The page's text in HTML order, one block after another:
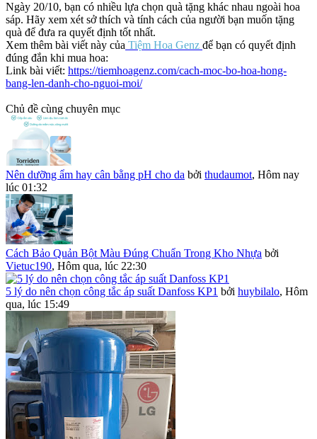
Ngày 20/10, bạn có nhiều lựa chọn quà tặng khác nhau ngoài hoa
sáp. Hãy xem xét sở thích và tính cách của người bạn muốn tặng
quà để đưa ra quyết định tốt nhất.
Xem thêm bài viết này của Tiệm Hoa Genz để bạn có quyết định
đúng đắn khi mua hoa:
Link bài viết: https://tiemhoagenz.com/cach-moc-bo-hoa-hong-
bang-len-danh-cho-nguoi-moi/
Chủ đề cùng chuyên mục
Nên dưỡng ẩm hay cân bằng pH cho da bởi thudaumot, Hôm nay
lúc 01:32
Cách Bảo Quản Bột Màu Đúng Chuẩn Trong Kho Nhựa bởi
Vietuc190, Hôm qua, lúc 22:30
5 lý do nên chọn công tắc áp suất Danfoss KP1 bởi huybilalo, Hôm
qua, lúc 15:49